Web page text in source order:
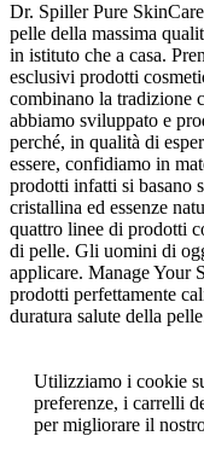
Dr. Spiller Pure
pelle della massima
in istituto che a casa.
esclusivi prodotti
combinano la tradizione
abbiamo sviluppato e
perché, in qualità di
essere, confidiamo in
prodotti infatti si basano
cristallina ed essenze
quattro linee di prodotti
di pelle. Gli uomini di
applicare. Manage Your
prodotti perfettamente
duratura salute della
Utilizziamo i cookie
preferenze, i carrelli
per migliorare il